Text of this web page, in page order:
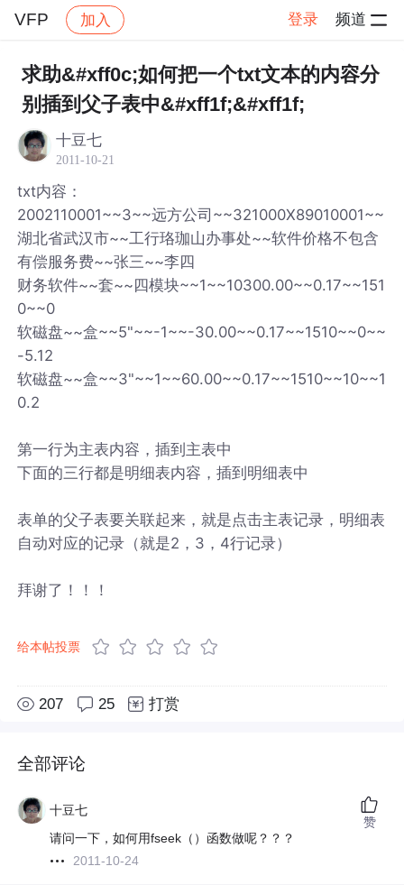
VFP 加入 登录 频道
社区 VFP 帖子详情
求助&#xff0c;如何把一个txt文本的内容分
别插到父子表中&#xff1f;&#xff1f;
十豆七
2011-10-21
txt内容：
2002110001~~3~~远方公司~~321000X89010001~~
湖北省武汉市~~工行珞珈山办事处~~软件价格不包含
有偿服务费~~张三~~李四
财务软件~~套~~四模块~~1~~10300.00~~0.17~~151
0~~0
软磁盘~~盒~~5"~~-1~~-30.00~~0.17~~1510~~0~~
-5.12
软磁盘~~盒~~3"~~1~~60.00~~0.17~~1510~~10~~1
0.2
第一行为主表内容，插到主表中
下面的三行都是明细表内容，插到明细表中
表单的父子表要关联起来，就是点击主表记录，明细表
自动对应的记录（就是2，3，4行记录）
拜谢了！！！
给本帖投票
207 25 打赏
全部评论
十豆七
请问一下，如何用fseek（）函数做呢？？？
2011-10-24
赞